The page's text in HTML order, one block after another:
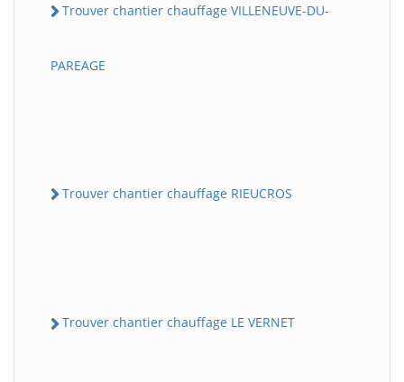
Trouver chantier chauffage VILLENEUVE-DU-
PAREAGE
Trouver chantier chauffage RIEUCROS
Trouver chantier chauffage LE VERNET